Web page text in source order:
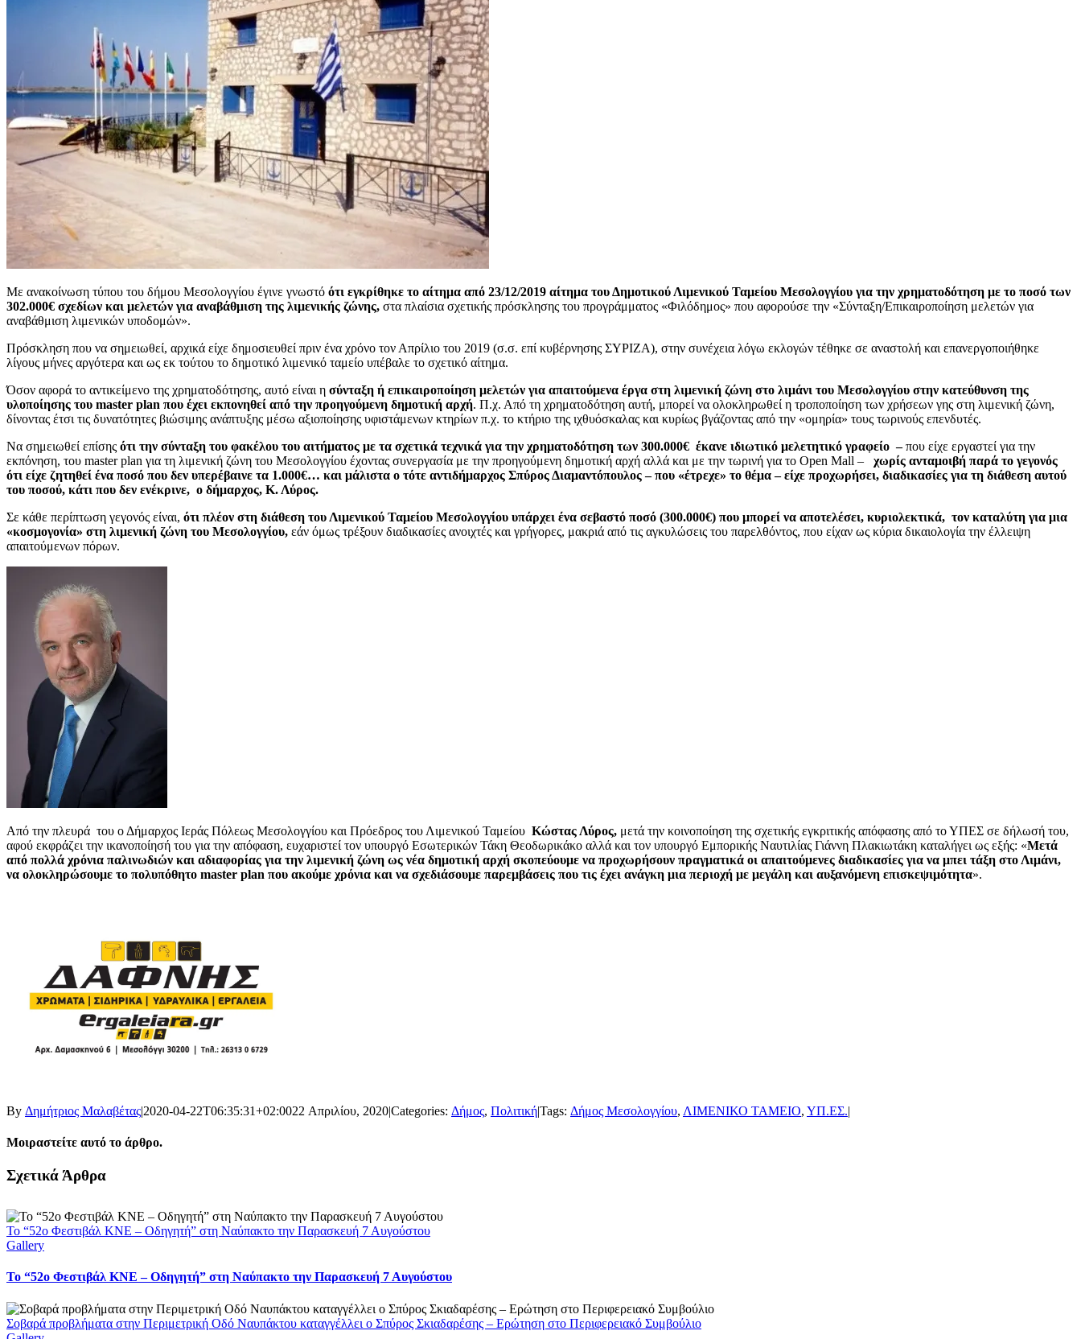
Με ανακοίνωση τύπου του δήμου Μεσολογγίου έγινε γνωστό ότι εγκρίθηκε το αίτημα από 23/12/2019 αίτημα του Δημοτικού Λιμενικού Ταμείου Μεσολογγίου για την χρηματοδότηση με το ποσό των
302.000€ σχεδίων και μελετών για αναβάθμιση της λιμενικής ζώνης, στα πλαίσια σχετικής πρόσκλησης του προγράμματος «Φιλόδημος» που αφορούσε την «Σύνταξη/Επικαιροποίηση μελετών για
αναβάθμιση λιμενικών υποδομών».
Πρόσκληση που να σημειωθεί, αρχικά είχε δημοσιευθεί πριν ένα χρόνο τον Απρίλιο του 2019 (σ.σ. επί κυβέρνησης ΣΥΡΙΖΑ), στην συνέχεια λόγω εκλογών τέθηκε σε αναστολή και επανεργοποιήθηκε
λίγους μήνες αργότερα και ως εκ τούτου το δημοτικό λιμενικό ταμείο υπέβαλε το σχετικό αίτημα.
Όσον αφορά το αντικείμενο της χρηματοδότησης, αυτό είναι η σύνταξη ή επικαιροποίηση μελετών για απαιτούμενα έργα στη λιμενική ζώνη στο λιμάνι του Μεσολογγίου στην κατεύθυνση της
υλοποίησης του master plan που έχει εκπονηθεί από την προηγούμενη δημοτική αρχή. Π.χ. Από τη χρηματοδότηση αυτή, μπορεί να ολοκληρωθεί η τροποποίηση των χρήσεων γης στη λιμενική ζώνη,
δίνοντας έτσι τις δυνατότητες βιώσιμης ανάπτυξης μέσω αξιοποίησης υφιστάμενων κτηρίων π.χ. το κτήριο της ιχθυόσκαλας και κυρίως βγάζοντας από την «ομηρία» τους τωρινούς επενδυτές.
Να σημειωθεί επίσης ότι την σύνταξη του φακέλου του αιτήματος με τα σχετικά τεχνικά για την χρηματοδότηση των 300.000€ έκανε ιδιωτικό μελετητικό γραφείο –που είχε εργαστεί για την
εκπόνηση, του master plan για τη λιμενική ζώνη του Μεσολογγίου έχοντας συνεργασία με την προηγούμενη δημοτική αρχή αλλά και με την τωρινή για το Open Mall – χωρίς ανταμοιβή παρά το γεγονός
ότι είχε ζητηθεί ένα ποσό που δεν υπερέβαινε τα 1.000€… και μάλιστα ο τότε αντιδήμαρχος Σπύρος Διαμαντόπουλος – που «έτρεχε» το θέμα – είχε προχωρήσει, διαδικασίες για τη διάθεση αυτού
του ποσού, κάτι που δεν ενέκρινε, ο δήμαρχος, Κ. Λύρος.
Σε κάθε περίπτωση γεγονός είναι, ότι πλέον στη διάθεση του Λιμενικού Ταμείου Μεσολογγίου υπάρχει ένα σεβαστό ποσό (300.000€) που μπορεί να αποτελέσει, κυριολεκτικά, τον καταλύτη για μια
«κοσμογονία» στη λιμενική ζώνη του Μεσολογγίου, εάν όμως τρέξουν διαδικασίες ανοιχτές και γρήγορες, μακριά από τις αγκυλώσεις του παρελθόντος, που είχαν ως κύρια δικαιολογία την έλλειψη
απαιτούμενων πόρων.
Από την πλευρά του ο Δήμαρχος Ιεράς Πόλεως Μεσολογγίου και Πρόεδρος του Λιμενικού Ταμείου Κώστας Λύρος, μετά την κοινοποίηση της σχετικής εγκριτικής απόφασης από το ΥΠΕΣ σε δήλωσή του,
αφού εκφράζει την ικανοποίησή του για την απόφαση, ευχαριστεί τον υπουργό Εσωτερικών Τάκη Θεοδωρικάκο αλλά και τον υπουργό Εμπορικής Ναυτιλίας Γιάννη Πλακιωτάκη καταλήγει ως εξής: «Μετά
από πολλά χρόνια παλινωδιών και αδιαφορίας για την λιμενική ζώνη ως νέα δημοτική αρχή σκοπεύουμε να προχωρήσουν πραγματικά οι απαιτούμενες διαδικασίες για να μπει τάξη στο Λιμάνι,
να ολοκληρώσουμε το πολυπόθητο master plan που ακούμε χρόνια και να σχεδιάσουμε παρεμβάσεις που τις έχει ανάγκη μια περιοχή με μεγάλη και αυξανόμενη επισκεψιμότητα».
By Δημήτριος Μαλαβέτας|2020-04-22T06:35:31+02:0022 Απριλίου, 2020|Categories: Δήμος, Πολιτική|Tags: Δήμος Μεσολογγίου, ΛΙΜΕΝΙΚΟ ΤΑΜΕΙΟ, ΥΠ.ΕΣ.|
Μοιραστείτε αυτό το άρθρο.
Facebook
X
LinkedIn
WhatsApp
Email
Σχετικά Άρθρα
Το “52ο Φεστιβάλ ΚΝΕ – Οδηγητή” στη Ναύπακτο την Παρασκευή 7 Αυγούστου
Gallery
Το “52ο Φεστιβάλ ΚΝΕ – Οδηγητή” στη Ναύπακτο την Παρασκευή 7 Αυγούστου
Σοβαρά προβλήματα στην Περιμετρική Οδό Ναυπάκτου καταγγέλλει ο Σπύρος Σκιαδαρέσης – Ερώτηση στο Περιφερειακό Συμβούλιο